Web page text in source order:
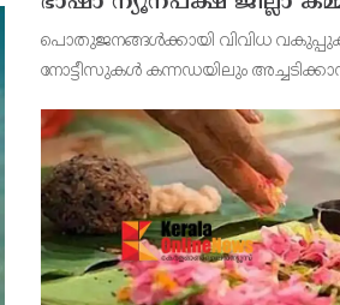
ചേര്‍ന്നു
പൊതുജനങ്ങള്‍ക്കായി വിവിധ
നോട്ടീസുകള്‍ കന്നഡയിലും
സമിതി യോഗത്തില്‍ തീരുമാനമായി.